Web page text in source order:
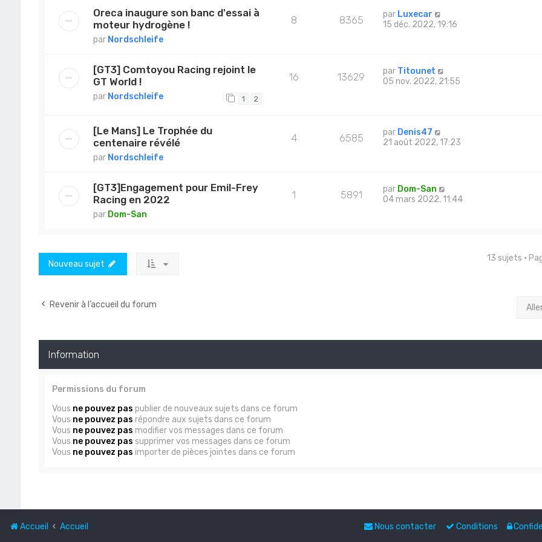
Oreca inaugure son banc d'essai à
moteur hydrogène !
par Nordschleife
8 8365 par Luxecar
15 déc. 2022, 19:16
[GT3] Comtoyou Racing rejoint le
GT World !
par Nordschleife 1 2
16 13629 par Titounet
05 nov. 2022, 21:55
[Le Mans] Le Trophée du
centenaire révélé
par Nordschleife
4 6585 par Denis47
21 août 2022, 17:23
[GT3]Engagement pour Emil-Frey
Racing en 2022
par Dom-San
1 5891 par Dom-San
04 mars 2022, 11:44
Nouveau sujet
13 sujets •
Revenir à l’accueil du forum
Information
Permissions du forum
Vous ne pouvez pas publier de nouveaux sujets dans ce forum
Vous ne pouvez pas répondre aux sujets dans ce forum
Vous ne pouvez pas modifier vos messages dans ce forum
Vous ne pouvez pas supprimer vos messages dans ce forum
Vous ne pouvez pas importer de pièces jointes dans ce forum
Accueil Accueil Conditions
Nous contacter